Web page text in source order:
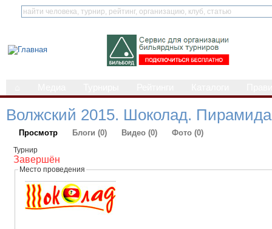
Волжский 2015. Шоколад.
Просмотр Блоги (0) Видео (0) Фото (0)
Турнир
Завершён
Место проведения